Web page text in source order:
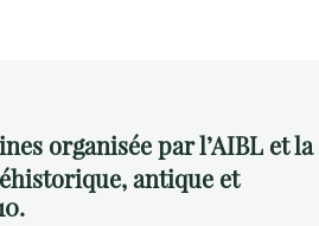
organisée par l’AIBL et la
antique et